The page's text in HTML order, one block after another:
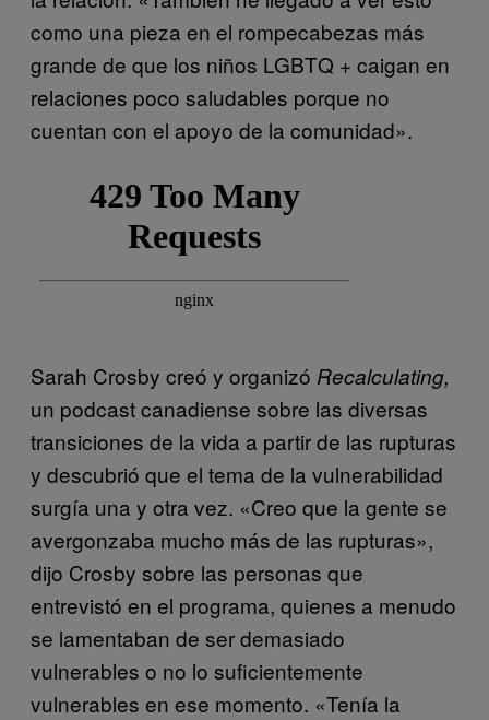
como una pieza en el rompecabezas más
grande de que los niños LGBTQ + caigan en
relaciones poco saludables porque no
cuentan con el apoyo de la comunidad».
Sarah Crosby creó y organizó Recalculating,
un podcast canadiense sobre las diversas
transiciones de la vida a partir de las rupturas
y descubrió que el tema de la vulnerabilidad
surgía una y otra vez. «Creo que la gente se
avergonzaba mucho más de las rupturas»,
dijo Crosby sobre las personas que
entrevistó en el programa, quienes a menudo
se lamentaban de ser demasiado
vulnerables o no lo suficientemente
vulnerables en ese momento. «Tenía la